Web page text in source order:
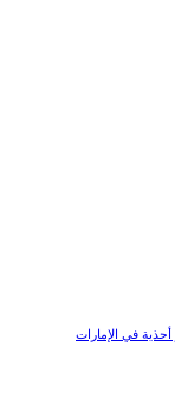
أحذية في الإمارات